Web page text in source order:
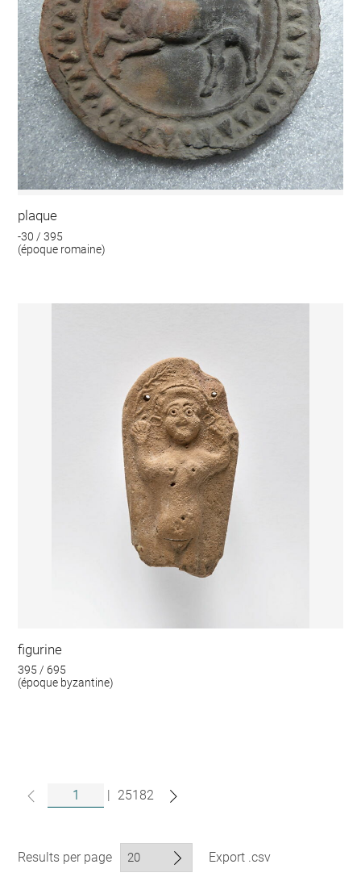
plaque
-30 / 395
(époque romaine)
figurine
395 / 695
(époque byzantine)
| 25182
Results per page Export .csv